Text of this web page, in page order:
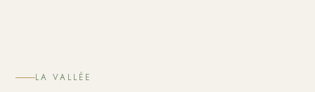
LA VALLÉE